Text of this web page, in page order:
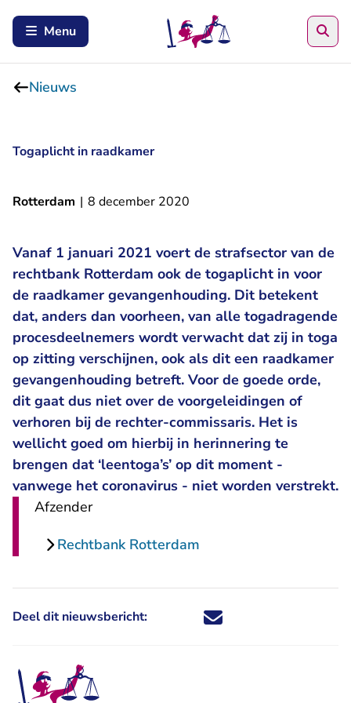
Menu
Nieuws
Togaplicht in raadkamer
Rotterdam | 8 december 2020
Vanaf 1 januari 2021 voert de strafsector van de
rechtbank Rotterdam ook de togaplicht in voor
de raadkamer gevangenhouding. Dit betekent
dat, anders dan voorheen, van alle togadragende
procesdeelnemers wordt verwacht dat zij in toga
op zitting verschijnen, ook als dit een raadkamer
gevangenhouding betreft. Voor de goede orde,
dit gaat dus niet over de voorgeleidingen of
verhoren bij de rechter-commissaris. Het is
wellicht goed om hierbij in herinnering te
brengen dat ‘leentoga’s’ op dit moment -
vanwege het coronavirus - niet worden verstrekt.
Afzender
Rechtbank Rotterdam
Deel dit nieuwsbericht: Deel dit nieuwsbericht via X -
Deel dit nieuwsbericht via
Deel dit nieuwsbericht
Deel dit